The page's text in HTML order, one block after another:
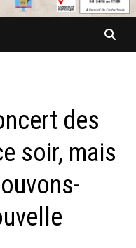
des
soir, mais